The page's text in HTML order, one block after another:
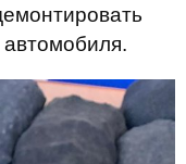
автомобиля.